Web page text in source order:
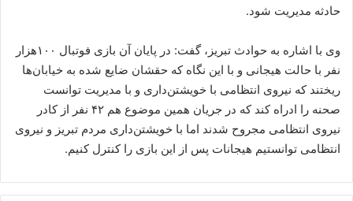
حادثه مدیریت شود.
وی با اشاره به حوادث تبریز، گفت: در پایان آن بازی فوتبال ۱۰۰هزار
نفر با حالت هیجانی و با این نگاه که حقشان ضایع شده به خیابان‌ها
ریختند که نیروی انتظامی با خویشتن‌داری و با مدیریت توانست
صحنه را ادراه کند که در جریان همین موضوع هم ۴۲ نفر از کادر
نیروی انتظامی مجروح شدند اما با خویشتن‌داری مردم تبریز و نیروی
انتظامی توانستیم هیجانات پس از این بازی را کنترل کنیم.